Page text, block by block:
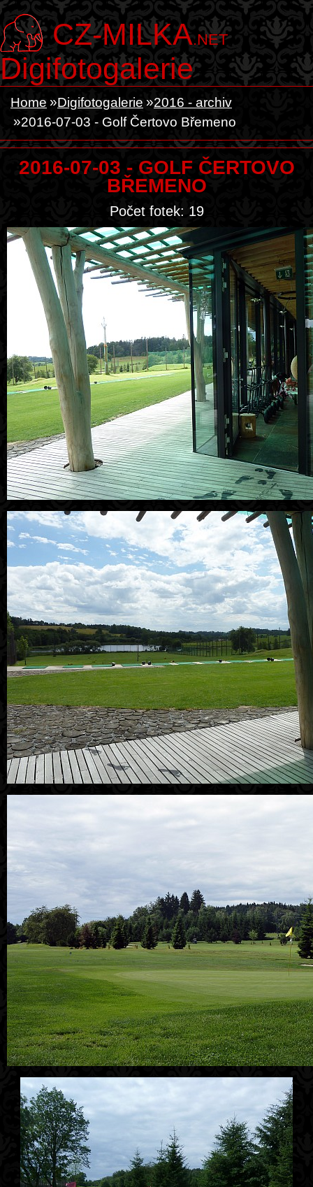
CZ-MILKA.NET
Digifotogalerie
Home Digifotogalerie
2016 - archiv
2016-07-03 - Golf Čertovo Břemeno
2016-07-03 - GOLF ČERTOVO
BŘEMENO
Počet fotek: 19